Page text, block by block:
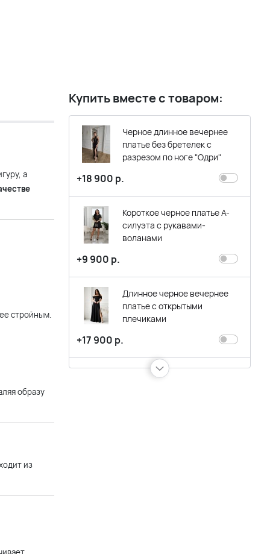
Купить вместе с товаром:
Черное длинное вечернее
платье без бретелек с
разрезом по ноге "Одри"
+18 900 р.
Короткое черное платье А-
силуэта с рукавами-
воланами
+9 900 р.
Длинное черное вечернее
платье с открытыми
плечиками
+17 900 р.
Короткое черное вечернее
а
стройным.
образу
из